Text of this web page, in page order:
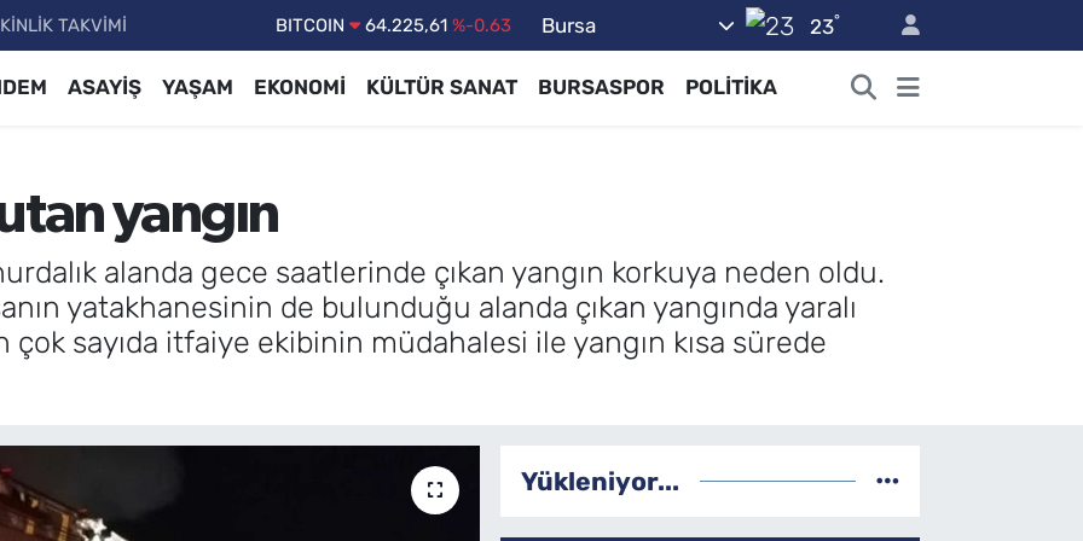
TAKVİMİ DOLAR 47,7143 %0.16
Bursa 23°
ASAYİŞ YAŞAM EKONOMİ KÜLTÜR SANAT BURSASPOR POLİTİKA
yangın
alanda gece saatlerinde çıkan yangın korkuya neden oldu.
yatakhanesinin de bulunduğu alanda çıkan yangında yaralı
çok sayıda itfaiye ekibinin müdahalesi ile yangın kısa sürede
Yükleniyor...